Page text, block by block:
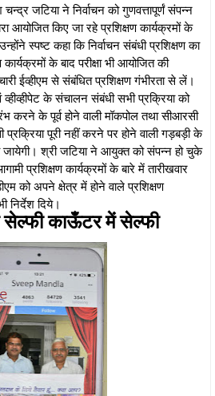
जटिया ने निर्वाचन को गुणवत्तापूर्णं संपन्न
आयोजित किए जा रहे प्रशिक्षण कार्यक्रमों के
स्पष्ट कहा कि निर्वाचन संबंधी प्रशिक्षण का
के बाद परीक्षा भी आयोजित की
ईव्हीएम से संबंधित प्रशिक्षण गंभीरता से लें।
के संचालन संबंधी सभी प्रक्रिया को
करने के पूर्व होने वाली मॉकपोल तथा सीआरसी
पूरी नहीं करने पर होने वाली गड़बड़ी के
जायेगी। श्री जटिया ने आयुक्त को संपन्न हो चुके
प्रशिक्षण कार्यक्रमों के बारे में तारीखवार
को अपने क्षेत्र में होने वाले प्रशिक्षण
निर्देश दिये।
काऊँटर में सेल्फी